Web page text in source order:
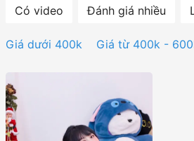
Có video Đánh giá nhiều
Giá dưới 400k Giá từ 400k -